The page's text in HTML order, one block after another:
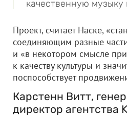
качественную музыку
Проект, считает Наске,
соединяющим разные
и «в некотором смысле
к качеству культуры и
поспособствует
Карстенн Витт,
директор агентства